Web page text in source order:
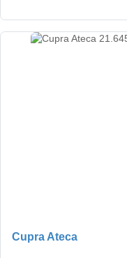
Cupra Ateca